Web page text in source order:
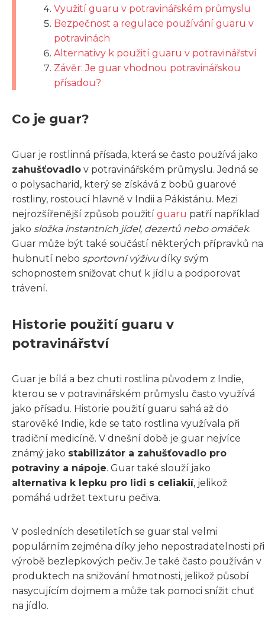
Využití guaru v potravinářském průmyslu
Bezpečnost a regulace používání guaru v
potravinách
Alternativy k použití guaru v potravinářství
Závěr: Je guar vhodnou potravinářskou
přísadou?
Co je guar?
Guar je rostlinná přísada, která se často používá jako
zahušťovadlo v potravinářském průmyslu. Jedná se
o polysacharid, který se získává z bobů guarové
rostliny, rostoucí hlavně v Indii a Pákistánu. Mezi
nejrozšířenější způsob použití guaru patří například
jako složka instantních jídel, dezertů nebo omáček.
Guar může být také součástí některých přípravků na
hubnutí nebo sportovní výživu díky svým
schopnostem snižovat chuť k jídlu a podporovat
trávení.
Historie použití guaru v
potravinářství
Guar je bílá a bez chuti rostlina původem z Indie,
kterou se v potravinářském průmyslu často využívá
jako přísadu. Historie použití guaru sahá až do
starověké Indie, kde se tato rostlina využívala při
tradiční medicíně. V dnešní době je guar nejvíce
známý jako stabilizátor a zahušťovadlo pro
potraviny a nápoje. Guar také slouží jako
alternativa k lepku pro lidi s celiakií, jelikož
pomáhá udržet texturu pečiva.
V posledních desetiletích se guar stal velmi
populárním zejména díky jeho nepostradatelnosti při
výrobě bezlepkových pečiv. Je také často používán v
produktech na snižování hmotnosti, jelikož působí
nasycujícím dojmem a může tak pomoci snížit chuť
na jídlo.